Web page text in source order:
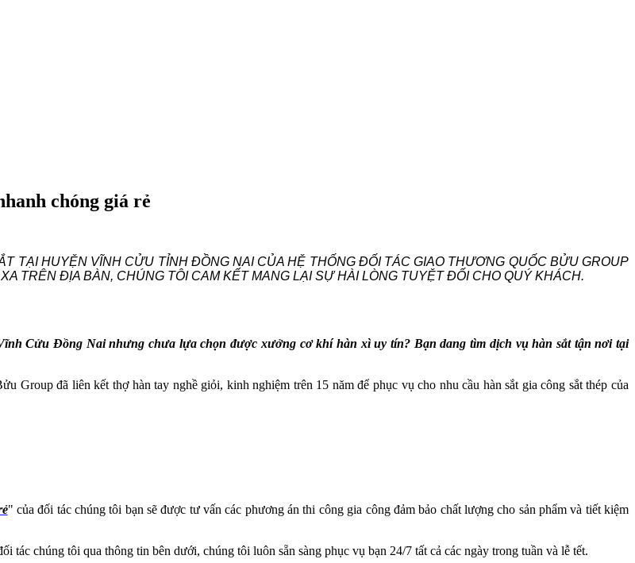
chóng giá rẻ
TẠI HUYỆN VĨNH CỬU TỈNH ĐỒNG NAI CỦA HỆ THỐNG ĐỐI TÁC GIAO THƯƠNG QUỐC BỬU GROUP
TRÊN ĐỊA BÀN, CHÚNG TÔI CAM KẾT MANG LẠI SỰ HÀI LÒNG TUYỆT ĐỐI CHO QUÝ KHÁCH.
Cửu Đồng Nai nhưng chưa lựa chọn được xưởng cơ khí hàn xì uy tín? Bạn dang tìm dịch vụ hàn sắt tận nơi tại
Group đã liên kết thợ hàn tay nghề giỏi, kinh nghiệm trên 15 năm để phục vụ cho nhu cầu hàn sắt gia công sắt thép của
" của đối tác chúng tôi bạn sẽ được tư vấn các phương án thi công gia công đảm bảo chất lượng cho sản phẩm và tiết kiệm
chúng tôi qua thông tin bên dưới, chúng tôi luôn sẵn sàng phục vụ bạn 24/7 tất cả các ngày trong tuần và lễ tết.